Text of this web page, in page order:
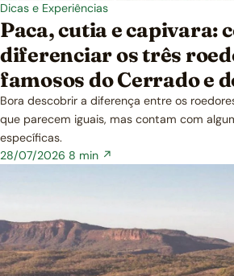
Dicas e Experiências
Paca, cutia e capivara:
diferenciar os três
famosos do Cerrado e
Bora descobrir a diferença entre os
que parecem iguais, mas contam com
específicas.
28/07/2026 8 min ↗